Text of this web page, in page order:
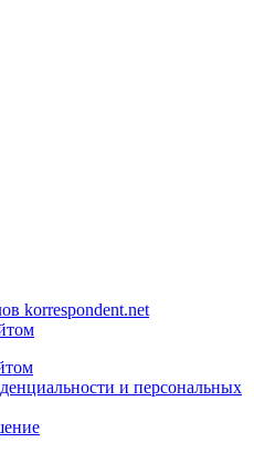
korrespondent.net
и персональных